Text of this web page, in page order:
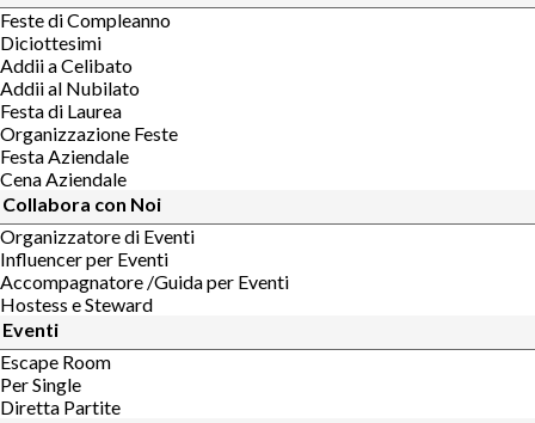
Feste di Compleanno
Diciottesimi
Addii a Celibato
Addii al Nubilato
Festa di Laurea
Organizzazione Feste
Festa Aziendale
Cena Aziendale
Collabora con Noi
Organizzatore di Eventi
Influencer per Eventi
Accompagnatore /Guida per Eventi
Hostess e Steward
Eventi
Escape Room
Per Single
Diretta Partite